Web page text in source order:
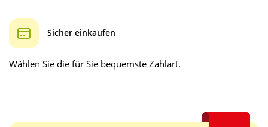
Sicher einkaufen
Wählen Sie die für Sie bequemste Zahlart.